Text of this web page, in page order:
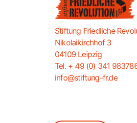
Stiftung Friedliche
Nikolaikirchhof 3
04109 Leipzig
Tel. + 49 (0) 341
info@stiftung-fr.de